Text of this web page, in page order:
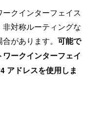
クインターフェイス
対称ルーティングな
があります。 可能で
ークインターフェイ
アドレスを使用しま